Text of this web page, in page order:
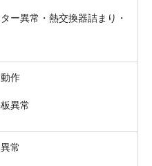
ー異常・熱交換器詰まり・
作
異常
常